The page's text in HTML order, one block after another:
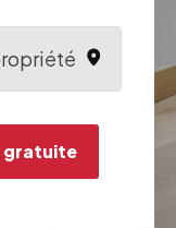
gratuite